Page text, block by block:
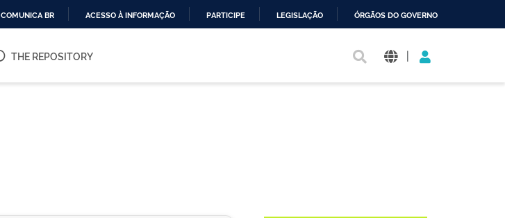
O
COMUNICA BR ACESSO À INFORMAÇÃO PARTICIPE LEGISLAÇÃO ÓRGÃOS DO GOVERNO
THE REPOSITORY |